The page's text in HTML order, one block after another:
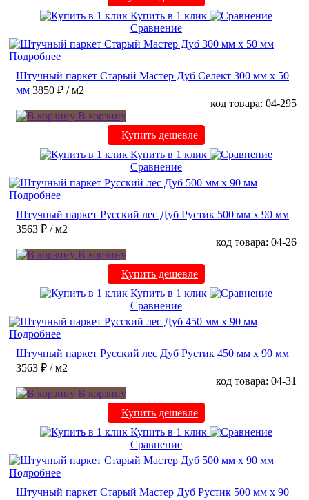
Купить в 1 клик
Сравнение
Подробнее
Штучный паркет Старый Мастер Дуб Селект 300 мм х 50
мм 3850 ₽ / м2
код товара: 04-295
В корзину
Купить дешевле
Купить в 1 клик
Сравнение
Подробнее
Штучный паркет Русский лес Дуб Рустик 500 мм х 90 мм
3563 ₽ / м2
код товара: 04-26
В корзину
Купить дешевле
Купить в 1 клик
Сравнение
Подробнее
Штучный паркет Русский лес Дуб Рустик 450 мм х 90 мм
3563 ₽ / м2
код товара: 04-31
В корзину
Купить дешевле
Купить в 1 клик
Сравнение
Подробнее
Штучный паркет Старый Мастер Дуб Рустик 500 мм х 90